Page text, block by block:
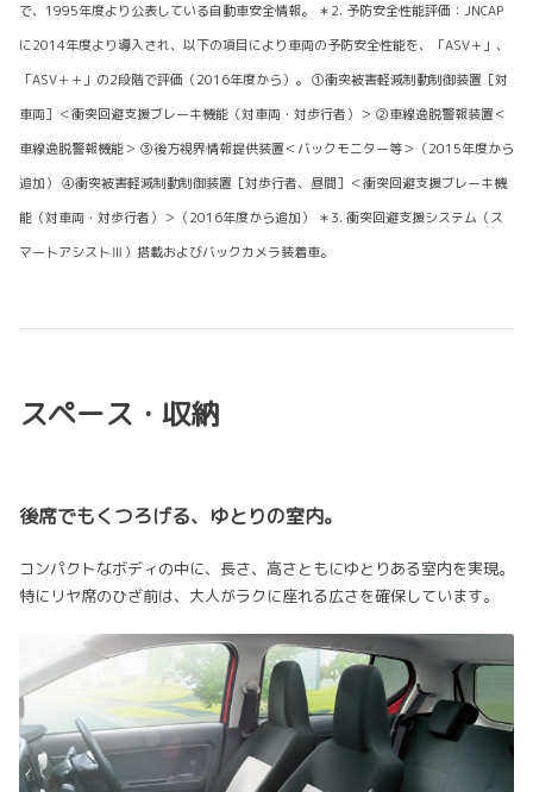
で、1995年度より公表している自動車安全情報。 ＊2. 予防安全性能評価：JNCAP
に2014年度より導入され、以下の項目により車両の予防安全性能を、「ASV＋」、
「ASV＋＋」の2段階で評価（2016年度から）。 ①衝突被害軽減制動制御装置［対
車両］＜衝突回避支援ブレーキ機能（対車両・対歩行者）＞ ②車線逸脱警報装置＜
車線逸脱警報機能＞ ③後方視界情報提供装置＜バックモニター等＞（2015年度から
追加） ④衝突被害軽減制動制御装置［対歩行者、昼間］＜衝突回避支援ブレーキ機
能（対車両・対歩行者）＞（2016年度から追加） ＊3. 衝突回避支援システム（ス
マートアシストⅢ）搭載およびバックカメラ装着車。
スペース・収納
後席でもくつろげる、ゆとりの室内。
コンパクトなボディの中に、長さ、高さともにゆとりある室内を実現。
特にリヤ席のひざ前は、大人がラクに座れる広さを確保しています。